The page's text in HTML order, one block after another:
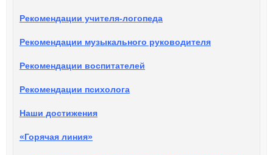
Рекомендации учителя-логопеда
Рекомендации музыкального руководителя
Рекомендации воспитателей
Рекомендации психолога
Наши достижения
«Горячая линия»